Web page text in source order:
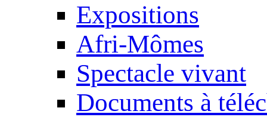
Expositions
Afri-Mômes
Spectacle vivant
Documents à